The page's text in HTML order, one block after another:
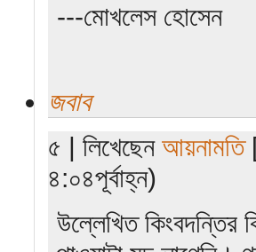
---মোখলেস হোসেন
জবাব
৫ | লিখেছেন আয়নামতি
৪:০৪পূর্বাহ্ন)
উল্লেখিত কিংবদন্তির